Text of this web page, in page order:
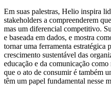
Em suas palestras, Helio inspira
stakeholders a compreenderem
mas um diferencial competitivo.
e baseada em dados, e mostra
tornar uma ferramenta estratégica
crescimento sustentável das
educação e da comunicação
que o ato de consumir é também
têm um papel fundamental nesse